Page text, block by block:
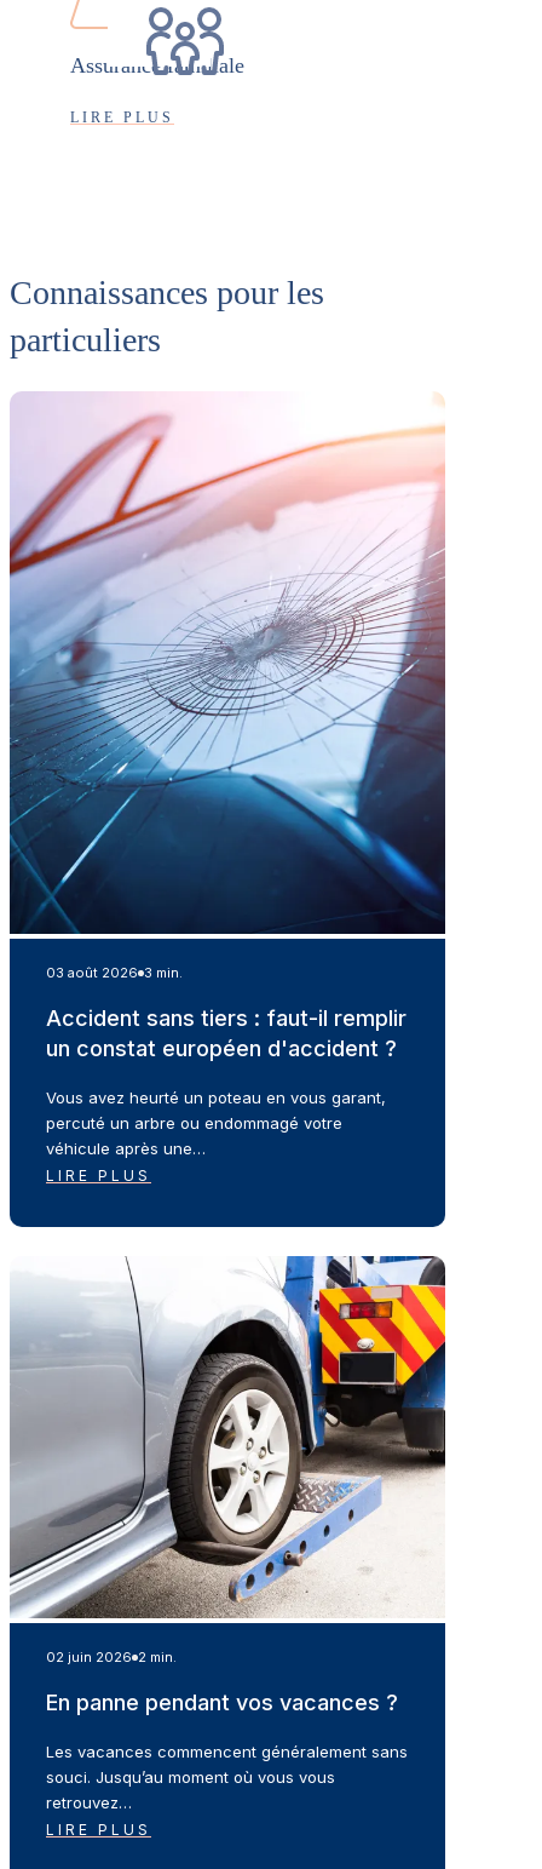
Assurance familiale
LIRE PLUS
Connaissances pour les
particuliers
03 août 2026 3 min.
Accident sans tiers : faut-il remplir
un constat européen d'accident ?
Vous avez heurté un poteau en vous garant,
percuté un arbre ou endommagé votre
véhicule après une…
LIRE PLUS
02 juin 2026 2 min.
En panne pendant vos vacances ?
Les vacances commencent généralement sans
souci. Jusqu’au moment où vous vous
retrouvez…
LIRE PLUS